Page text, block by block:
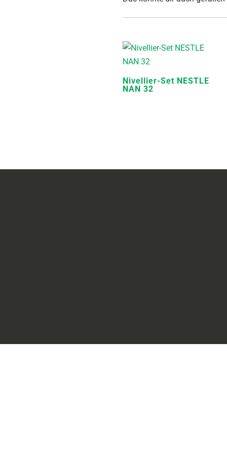
Nivellier-Set NESTLE
NAN 32